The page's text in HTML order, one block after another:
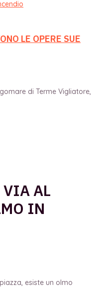
LE OPERE SUE
di Terme Vigliatore,
VIA AL
IN
esiste un olmo